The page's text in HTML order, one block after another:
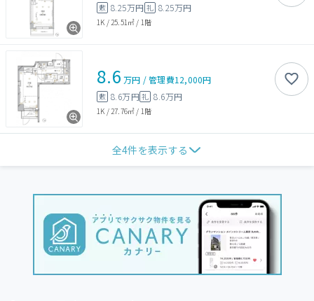
敷 8.25万円 礼 8.25万円
1K / 25.51㎡ / 1階
8.6 万円 /管理費12,000円
敷 8.6万円礼 8.6万円
1K / 27.76㎡ / 1階
全4件を表示する